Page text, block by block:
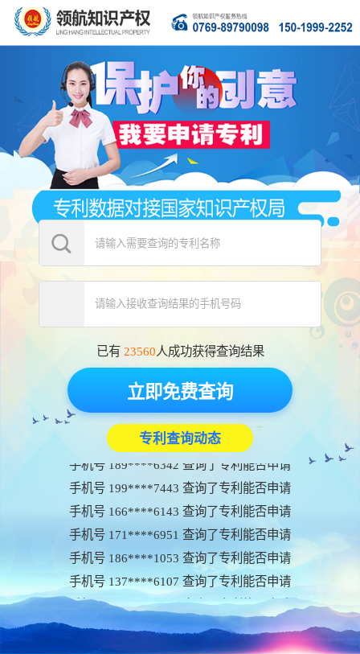
已有 23560人成功获得查询结果
立即免费查询
专利查询动态
手机号 181****7509 查询了专利能否申请
手机号 189****6342 查询了专利能否申请
手机号 199****7443 查询了专利能否申请
手机号 166****6143 查询了专利能否申请
手机号 171****6951 查询了专利能否申请
手机号 186****1053 查询了专利能否申请
手机号 137****6107 查询了专利能否申请
手机号 138****5060 查询了专利能否申请
手机号 147****7685 查询了专利能否申请
手机号 151****8902 查询了专利能否申请
手机号 157****9519 查询了专利能否申请
手机号 182****2995 查询了专利能否申请
手机号 187****3726 查询了专利能否申请
手机号 198****1124 查询了专利能否申请
手机号 149****8230 查询了专利能否申请
手机号 173****9771 查询了专利能否申请
手机号 181****7509 查询了专利能否申请
手机号 199****7443 查询了专利能否申请
手机号 166****6143 查询了专利能否申请
手机号 171****6951 查询了专利能否申请
手机号 186****1053 查询了专利能否申请
手机号 137****6107 查询了专利能否申请
手机号 138****5060 查询了专利能否申请
手机号 147****7685 查询了专利能否申请
手机号 151****8902 查询了专利能否申请